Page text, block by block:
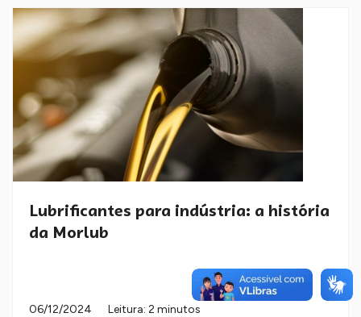
Lubrificantes para indústria: a história
da Morlub
06/12/2024 Leitura: 2 minutos